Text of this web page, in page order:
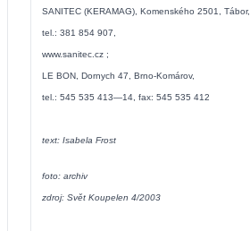
SANITEC (KERAMAG), Komenského 2501, Tábor,
tel.: 381 854 907,
www.sanitec.cz ;
LE BON, Dornych 47, Brno-Komárov,
tel.: 545 535 413—14, fax: 545 535 412
text: Isabela Frost
foto: archiv
zdroj: Svět Koupelen 4/2003